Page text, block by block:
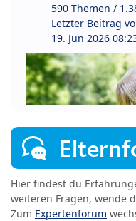
590 Themen /
Letzter Beitrag
19. Jun 2026
Hier findest du
weiteren Fragen, wende
Zum Expertenforum